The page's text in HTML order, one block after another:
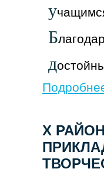
у
Б
д
X